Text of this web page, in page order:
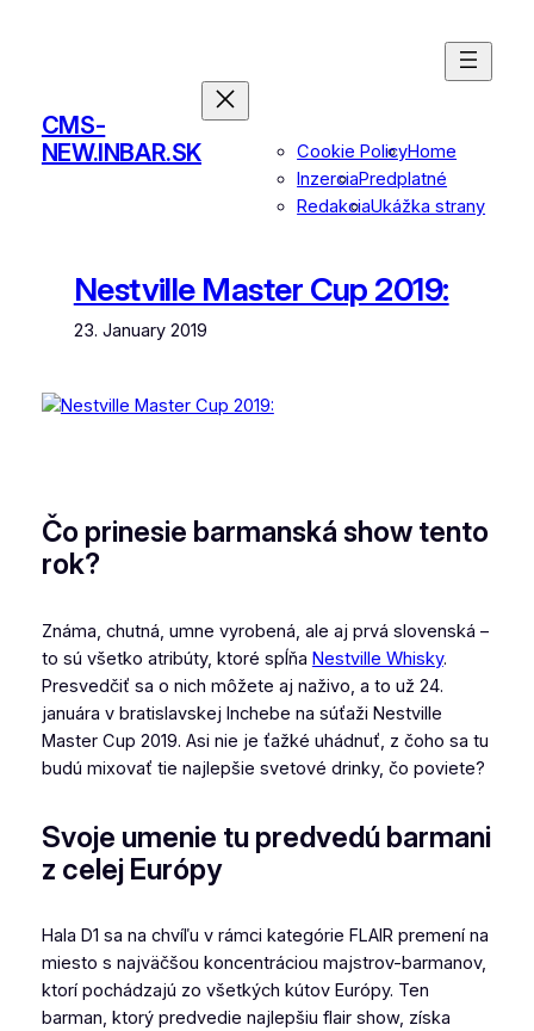
CMS-
NEW.INBAR.SK
Cookie PolicyHome
InzerciaPredplatné
RedakciaUkážka strany
Nestville Master Cup 2019:
23. January 2019
Čo prinesie barmanská show tento
rok?
Známa, chutná, umne vyrobená, ale aj prvá slovenská –
to sú všetko atribúty, ktoré spĺňa Nestville Whisky.
Presvedčiť sa o nich môžete aj naživo, a to už 24.
januára v bratislavskej Inchebe na súťaži Nestville
Master Cup 2019. Asi nie je ťažké uhádnuť, z čoho sa tu
budú mixovať tie najlepšie svetové drinky, čo poviete?
Svoje umenie tu predvedú barmani
z celej Európy
Hala D1 sa na chvíľu v rámci kategórie FLAIR premení na
miesto s najväčšou koncentráciou majstrov-barmanov,
ktorí pochádzajú zo všetkých kútov Európy. Ten
barman, ktorý predvedie najlepšiu flair show, získa